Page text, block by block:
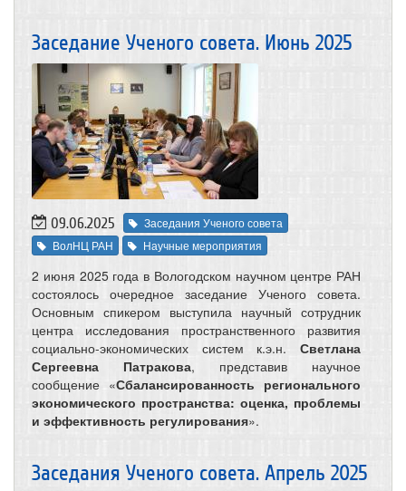
Заседание Ученого совета. Июнь 2025
09.06.2025
Заседания Ученого совета
ВолНЦ РАН
Научные мероприятия
2 июня 2025 года в Вологодском научном центре РАН
состоялось очередное заседание Ученого совета.
Основным спикером выступила научный сотрудник
центра исследования пространственного развития
социально-экономических систем к.э.н. Светлана
Сергеевна Патракова, представив научное
сообщение «Сбалансированность регионального
экономического пространства: оценка, проблемы
и эффективность регулирования».
Заседания Ученого совета. Апрель 2025